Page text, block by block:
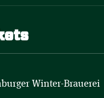
Winter-Brauerei